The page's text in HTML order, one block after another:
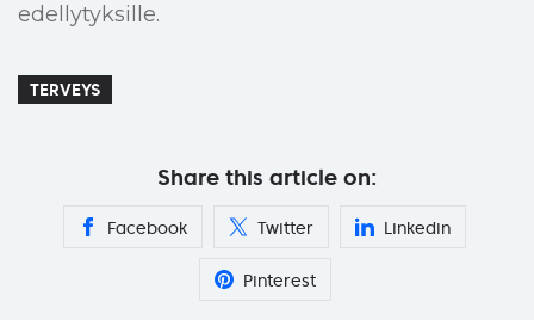
edellytyksille.
TERVEYS
Share this article on:
Facebook Twitter Linkedin
Pinterest